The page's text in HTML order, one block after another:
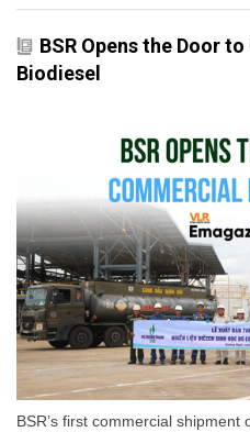
BSR Opens the Door
Biodiesel
BSR’s first commercial